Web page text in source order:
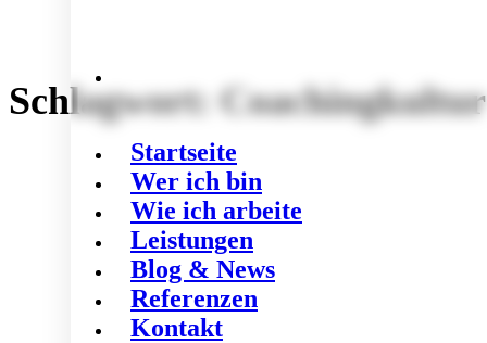
Startseite
Wer ich bin
Wie ich arbeite
Leistungen
Blog & News
Referenzen
Kontakt
Schlagwort:Coachingkultur